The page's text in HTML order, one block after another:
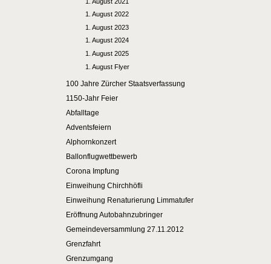
1. August 2022
1. August 2023
1. August 2024
1. August 2025
1. August Flyer
100 Jahre Zürcher Staatsverfassung
1150-Jahr Feier
Abfalltage
Adventsfeiern
Alphornkonzert
Ballonflugwettbewerb
Corona Impfung
Einweihung Chirchhöfli
Einweihung Renaturierung Limmatufer
Eröffnung Autobahnzubringer
Gemeindeversammlung 27.11.2012
Grenzfahrt
Grenzumgang